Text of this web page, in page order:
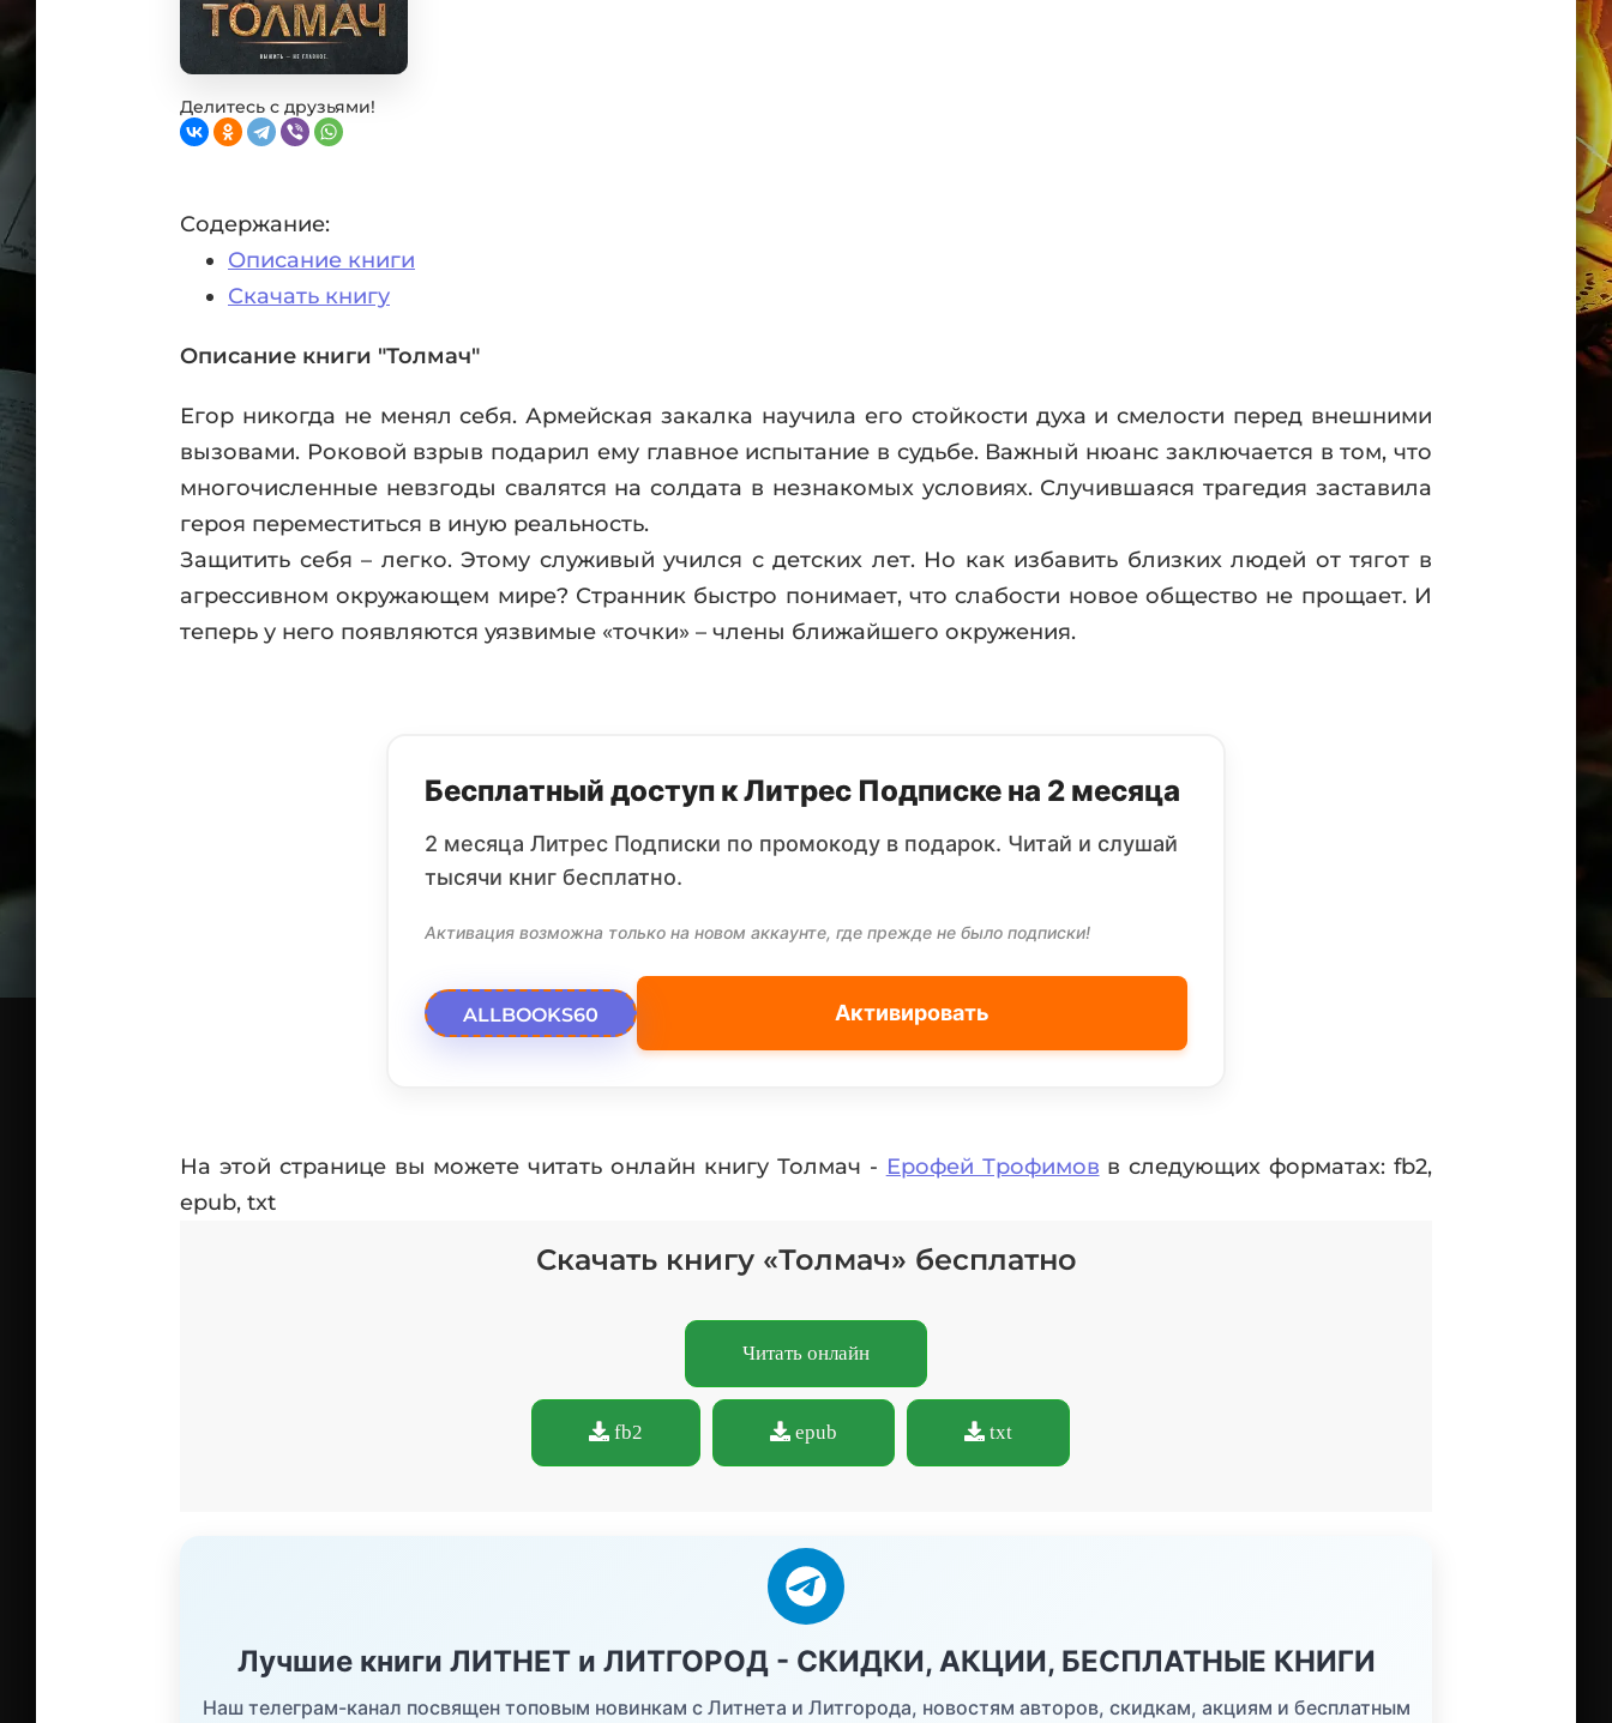
Делитесь с друзьями!
Содержание:
Описание книги
Скачать книгу
Описание книги "Толмач"
Егор никогда не менял себя. Армейская закалка научила его стойкости духа и смелости перед внешними
вызовами. Роковой взрыв подарил ему главное испытание в судьбе. Важный нюанс заключается в том, что
многочисленные невзгоды свалятся на солдата в незнакомых условиях. Случившаяся трагедия заставила
героя переместиться в иную реальность.
Защитить себя – легко. Этому служивый учился с детских лет. Но как избавить близких людей от тягот в
агрессивном окружающем мире? Странник быстро понимает, что слабости новое общество не прощает. И
теперь у него появляются уязвимые «точки» – члены ближайшего окружения.
Бесплатный доступ к Литрес Подписке на 2 месяца
2 месяца Литрес Подписки по промокоду в подарок. Читай и слушай
тысячи книг бесплатно.
Активация возможна только на новом аккаунте, где прежде не было подписки!
ALLBOOKS60 Активировать
На этой странице вы можете читать онлайн книгу Толмач - Ерофей Трофимов в следующих форматах: fb2,
epub, txt
Скачать книгу «Толмач» бесплатно
Читать онлайн
fb2 epub txt
Лучшие книги ЛИТНЕТ и ЛИТГОРОД - СКИДКИ, АКЦИИ, БЕСПЛАТНЫЕ КНИГИ
Наш телеграм-канал посвящен топовым новинкам с Литнета и Литгорода, новостям авторов, скидкам, акциям и бесплатным